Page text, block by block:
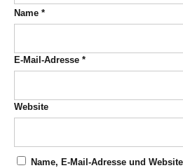
Name *
E-Mail-Adresse *
Website
Name, E-Mail-Adresse und